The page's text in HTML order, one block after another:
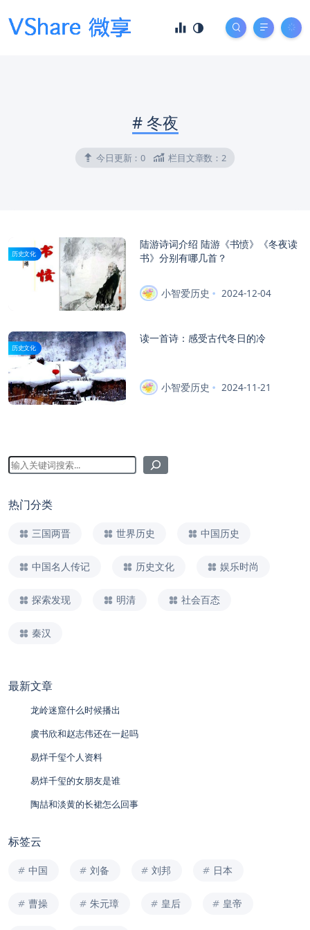
#冬夜
今日更新：0 栏目文章数： 2
历史文化
陆游诗词介绍 陆游《书愤》《冬夜读
书》分别有哪几首？
小智爱历史 2024-12-04
历史文化
读一首诗：感受古代冬日的冷
小智爱历史 2024-11-21
热门分类
三国两晋 世界历史 中国历史
中国名人传记 历史文化 娱乐时尚
探索发现 明清 社会百态
秦汉
最新文章
龙岭迷窟什么时候播出
虞书欣和赵志伟还在一起吗
易烊千玺个人资料
易烊千玺的女朋友是谁
陶喆和淡黄的长裙怎么回事
标签云
中国 刘备 刘邦 日本
曹操 朱元璋 皇后 皇帝